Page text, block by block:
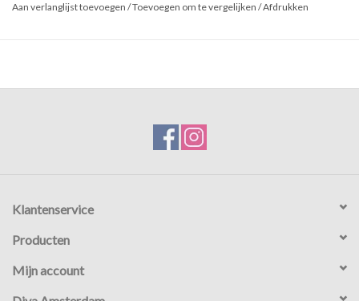
Aan verlanglijst toevoegen /Toevoegen om te vergelijken /Afdrukken
Klantenservice
Producten
Mijn account